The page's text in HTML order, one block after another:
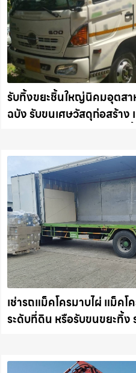
รับทิ้งขยะชิ้นใหญ่นิคมอุตสา
ฉบัง รับขนเศษวัสดุก่อสร้าง
เช่ารถแม็คโครมาบไผ่ แม็ค
ระดับที่ดิน หรือรับขนขยะทิ้ง